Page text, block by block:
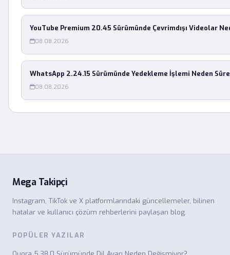
YouTube Premium 20.45 Sürümünde Çevrimdışı Videolar
08.08.2026
WhatsApp 2.24.15 Sürümünde Yedekleme İşlemi Neden
08.08.2026
Mega Takipçi
Instagram, TikTok ve X platformlarındaki güncellemeler, bilinen
hatalar ve kullanıcı çözüm rehberlerini paylaşan blog.
POPÜLER YAZILAR